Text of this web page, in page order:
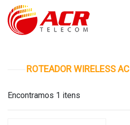
ROTEADOR WIRELESS
Encontramos 1 itens